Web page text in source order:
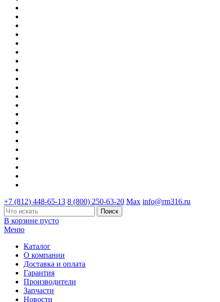
+7 (812) 448-65-13 8 (800) 250-63-20 Max info@rm316.ru
В корзине пусто
Меню
Каталог
О компании
Доставка и оплата
Гарантия
Производители
Запчасти
Новости